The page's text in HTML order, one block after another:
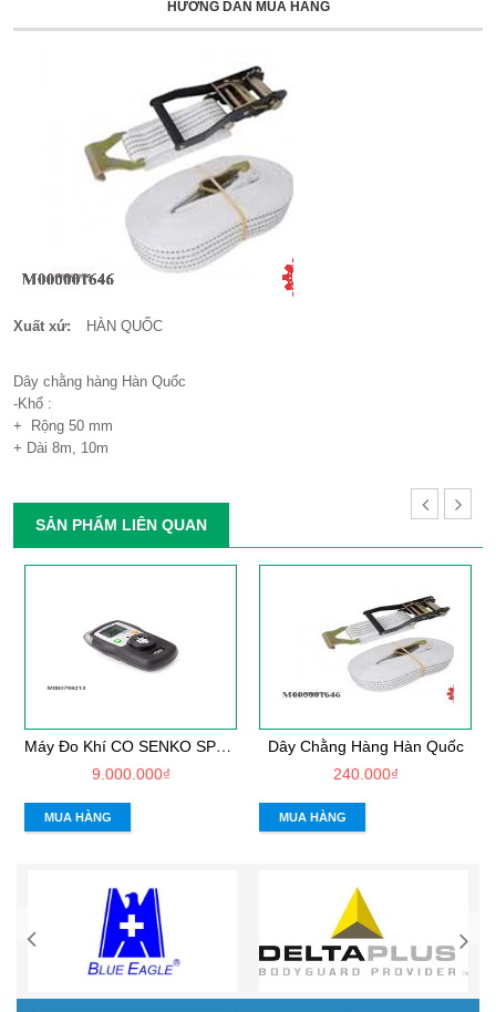
HƯỚNG DẪN MUA HÀNG
Xuất xứ: HÀN QUỐC
Dây chằng hàng Hàn Quốc
-Khổ :
+ Rộng 50 mm
+ Dài 8m, 10m
SẢN PHẨM LIÊN QUAN
M
Áy Đo Khí CO SENKO SP2nd (CO)
9.000.000₫
MUA HÀNG
Dây Chằng Hàng Hàn Quốc
240.000₫
MUA HÀNG